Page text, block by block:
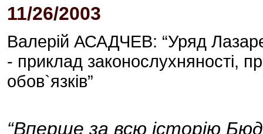
11/26/2003
Валерій АСАДЧЕВ: “Уряд
- приклад законослухняності,
обов`язків”
“Вперше за всю історію